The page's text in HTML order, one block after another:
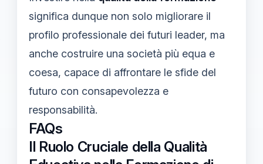
significa dunque non solo migliorare il
profilo professionale dei futuri leader, ma
anche costruire una società più equa e
coesa, capace di affrontare le sfide del
futuro con consapevolezza e
responsabilità.
FAQs
Il Ruolo Cruciale della Qualità